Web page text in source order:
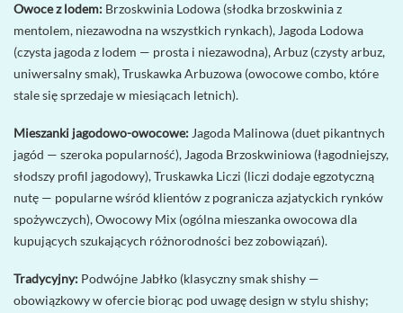
Owoce z lodem: Brzoskwinia Lodowa (słodka brzoskwinia z
mentolem, niezawodna na wszystkich rynkach), Jagoda Lodowa
(czysta jagoda z lodem — prosta i niezawodna), Arbuz (czysty arbuz,
uniwersalny smak), Truskawka Arbuzowa (owocowe combo, które
stale się sprzedaje w miesiącach letnich).
Mieszanki jagodowo-owocowe: Jagoda Malinowa (duet pikantnych
jagód — szeroka popularność), Jagoda Brzoskwiniowa (łagodniejszy,
słodszy profil jagodowy), Truskawka Liczi (liczi dodaje egzotyczną
nutę — popularne wśród klientów z pogranicza azjatyckich rynków
spożywczych), Owocowy Mix (ogólna mieszanka owocowa dla
kupujących szukających różnorodności bez zobowiązań).
Tradycyjny: Podwójne Jabłko (klasyczny smak shishy —
obowiązkowy w ofercie biorąc pod uwagę design w stylu shishy;